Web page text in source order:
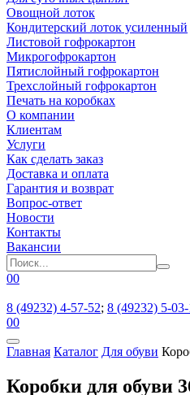
Овощной лоток
Кондитерский лоток усиленный
Листовой гофрокартон
Микрогофрокартон
Пятислойный гофрокартон
Трехслойный гофрокартон
Печать на коробках
О компании
Клиентам
Услуги
Как сделать заказ
Доставка и оплата
Гарантия и возврат
Вопрос-ответ
Новости
Контакты
Вакансии
00
8 (49232) 4-57-52; 8 (49232) 5-03-
00
Главная Каталог Для обуви
Коробки для обуви